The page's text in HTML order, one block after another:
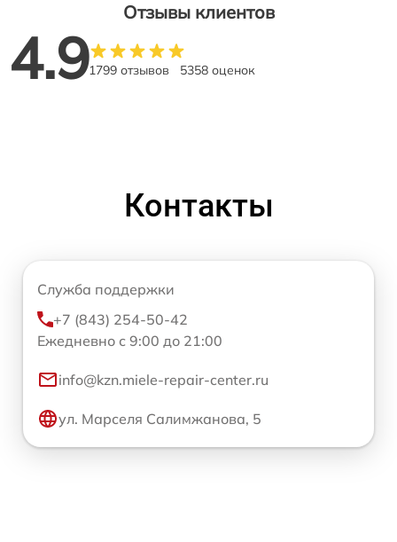
Отзывы клиентов
4.91799 отзывов 5358 оценок
Контакты
Служба поддержки
+7 (843) 254-50-42
Ежедневно с 9:00 до 21:00
info@kzn.miele-repair-center.ru
ул. Марселя Салимжанова, 5